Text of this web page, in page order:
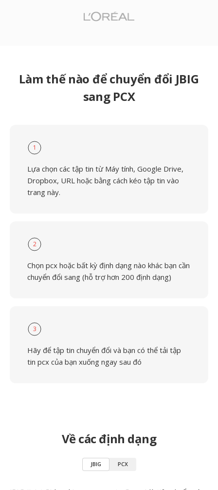
Làm thế nào để chuyển đổi JBIG
sang PCX
1
Lựa chọn các tập tin từ Máy tính, Google Drive,
Dropbox, URL hoặc bằng cách kéo tập tin vào
trang này.
2
Chọn pcx hoặc bất kỳ định dạng nào khác bạn cần
chuyển đổi sang (hỗ trợ hơn 200 định dạng)
3
Hãy để tập tin chuyển đổi và bạn có thể tải tập
tin pcx của bạn xuống ngay sau đó
Về các định dạng
JBIG PCX